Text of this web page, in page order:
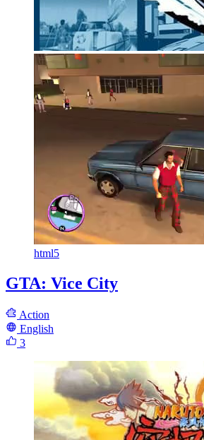
html5
GTA: Vice City
Action
English
3